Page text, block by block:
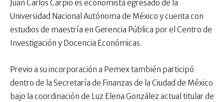
Juan Carlos Carpio es economista egresado de la
Universidad Nacional Autónoma de México y cuenta con
estudios de maestría en Gerencia Pública por el Centro de
Investigación y Docencia Económicas.
Previo a su incorporación a Pemex también participó
dentro de la Secretaría de Finanzas de la Ciudad de México
bajo la coordinación de Luz Elena González actual titular de